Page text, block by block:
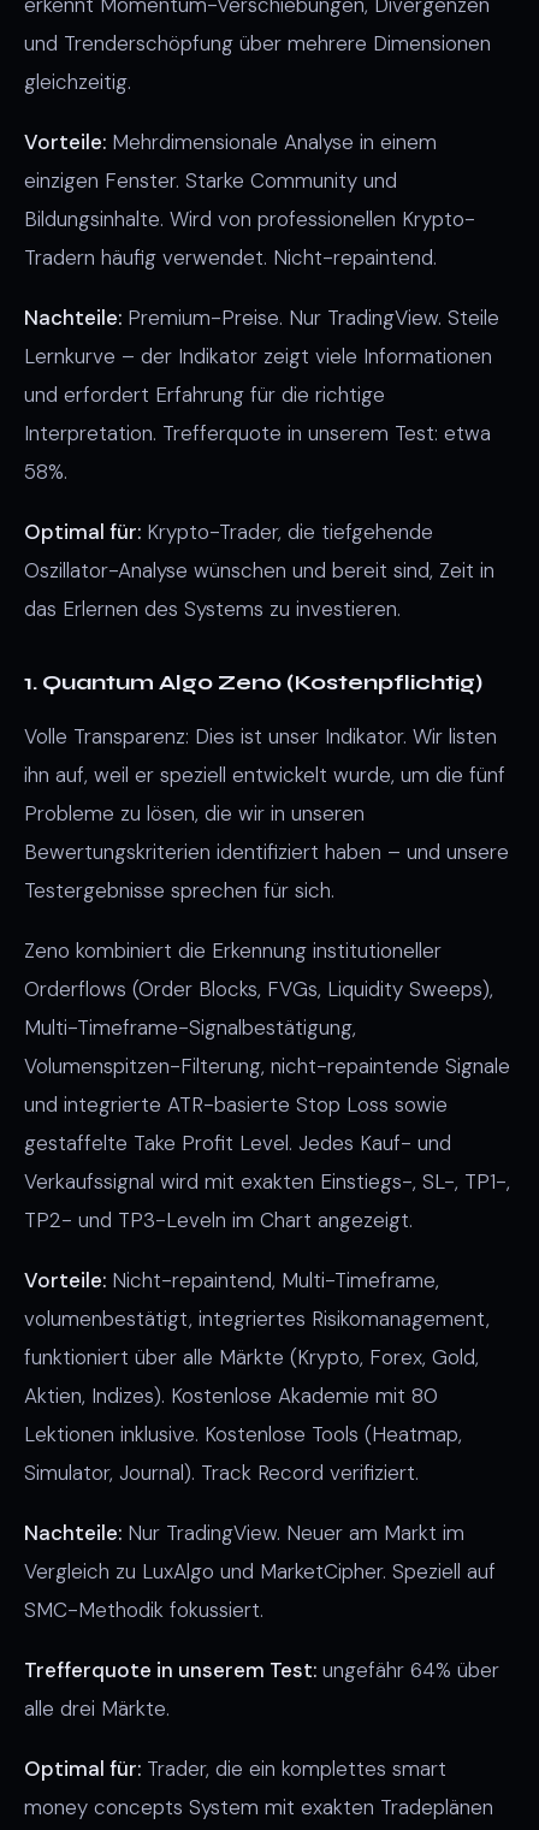
und Trenderschöpfung über mehrere Dimensionen
gleichzeitig.
Vorteile: Mehrdimensionale Analyse in einem
einzigen Fenster. Starke Community und
Bildungsinhalte. Wird von professionellen Krypto-
Tradern häufig verwendet. Nicht-repaintend.
Nachteile: Premium-Preise. Nur TradingView. Steile
Lernkurve – der Indikator zeigt viele Informationen
und erfordert Erfahrung für die richtige
Interpretation. Trefferquote in unserem Test: etwa
58%.
Optimal für: Krypto-Trader, die tiefgehende
Oszillator-Analyse wünschen und bereit sind, Zeit in
das Erlernen des Systems zu investieren.
1. Quantum Algo Zeno (Kostenpflichtig)
Volle Transparenz: Dies ist unser Indikator. Wir listen
ihn auf, weil er speziell entwickelt wurde, um die fünf
Probleme zu lösen, die wir in unseren
Bewertungskriterien identifiziert haben – und unsere
Testergebnisse sprechen für sich.
Zeno kombiniert die Erkennung institutioneller
Orderflows (Order Blocks, FVGs, Liquidity Sweeps),
Multi-Timeframe-Signalbestätigung,
Volumenspitzen-Filterung, nicht-repaintende Signale
und integrierte ATR-basierte Stop Loss sowie
gestaffelte Take Profit Level. Jedes Kauf- und
Verkaufssignal wird mit exakten Einstiegs-, SL-, TP1-,
TP2- und TP3-Leveln im Chart angezeigt.
Vorteile: Nicht-repaintend, Multi-Timeframe,
volumenbestätigt, integriertes Risikomanagement,
funktioniert über alle Märkte (Krypto, Forex, Gold,
Aktien, Indizes). Kostenlose Akademie mit 80
Lektionen inklusive. Kostenlose Tools (Heatmap,
Simulator, Journal). Track Record verifiziert.
Nachteile: Nur TradingView. Neuer am Markt im
Vergleich zu LuxAlgo und MarketCipher. Speziell auf
SMC-Methodik fokussiert.
Trefferquote in unserem Test: ungefähr 64% über
alle drei Märkte.
Optimal für: Trader, die ein komplettes smart
money concepts System mit exakten Tradeplänen